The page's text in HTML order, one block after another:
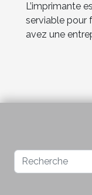
L’imprimante
serviable pour
avez une